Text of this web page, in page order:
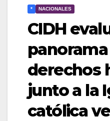
* NACIONALES
CIDH
derechos
junto a la
católica